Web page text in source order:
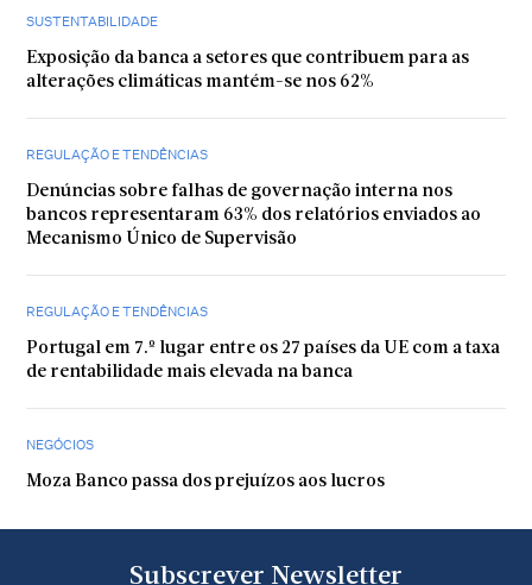
SUSTENTABILIDADE
Exposição da banca a setores que contribuem para as
alterações climáticas mantém-se nos 62%
REGULAÇÃO E TENDÊNCIAS
Denúncias sobre falhas de governação interna nos
bancos representaram 63% dos relatórios enviados ao
Mecanismo Único de Supervisão
REGULAÇÃO E TENDÊNCIAS
Portugal em 7.º lugar entre os 27 países da UE com a taxa
de rentabilidade mais elevada na banca
NEGÓCIOS
Moza Banco passa dos prejuízos aos lucros
Subscrever Newsletter